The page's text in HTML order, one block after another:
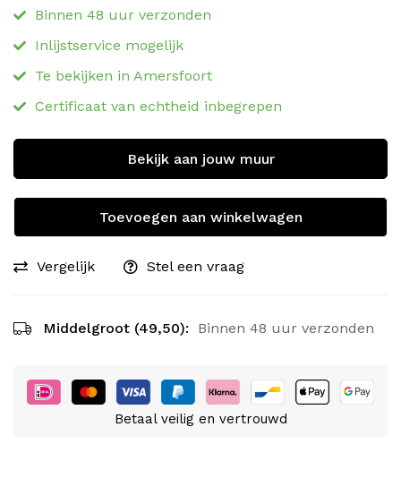
Binnen 48 uur verzonden
Inlijstservice mogelijk
Te bekijken in Amersfoort
Certificaat van echtheid inbegrepen
Bekijk aan jouw muur
Toevoegen aan winkelwagen
Vergelijk Stel een vraag
Middelgroot (49,50): Binnen 48 uur verzonden
Betaal veilig en vertrouwd